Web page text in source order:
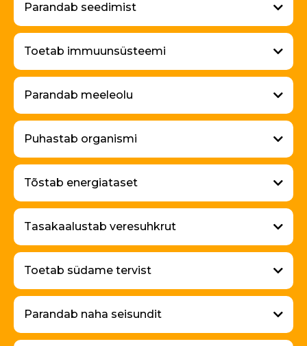
Parandab seedimist
Toetab immuunsüsteemi
Parandab meeleolu
Puhastab organismi
Tõstab energiataset
Tasakaalustab veresuhkrut
Toetab südame tervist
Parandab naha seisundit